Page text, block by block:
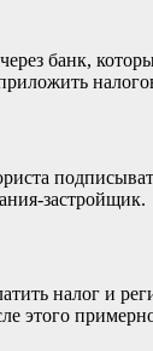
банк,
застройщик.
налог и
этого